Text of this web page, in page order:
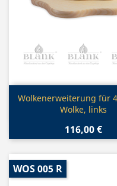
Vorschau
Wolkenerweiterung für
Wolke, links
116,00 €
WOS 005 R